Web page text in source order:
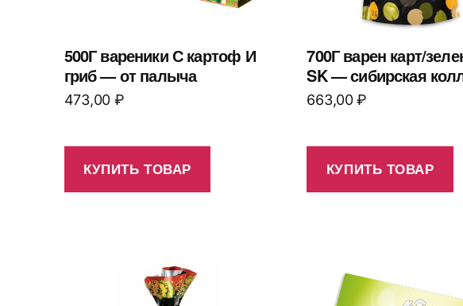
500Г вареники С картоф И
гриб — от палыча
473,00 ₽
КУПИТЬ ТОВАР
700Г варен карт/
SK — сибирская
663,00₽
КУПИТЬ ТОВАР